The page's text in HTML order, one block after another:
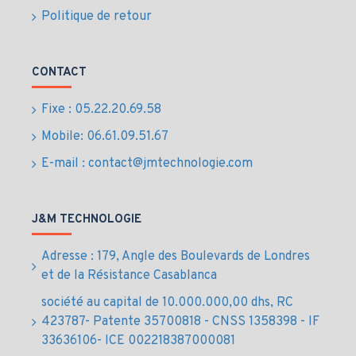
Avantages et usages
Démarrage rapide des systèmes et des
applications
Performance stable pour bureautique et stockage
Stockage silencieux, durable et fiable
Livraison sécurisée et rapide partout au Maroc
Prix au Maroc du
Disque dur SSD 1TB
2.5" SATA 870 QVO
Politique de retour
CONTACT
Fixe : 05.22.20.69.58
Mobile: 06.61.09.51.67
E-mail : contact@jmtechnologie.com
J&M TECHNOLOGIE
Adresse : 179, Angle des Boulevards de Londres
et de la Résistance Casablanca
société au capital de 10.000.000,00 dhs, RC
423787- Patente 35700818 - CNSS 1358398 - IF
33636106- ICE 002218387000081